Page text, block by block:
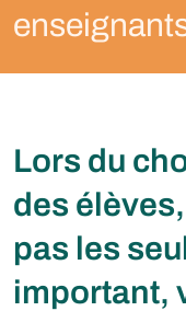
Lors du
des
pas les
important,